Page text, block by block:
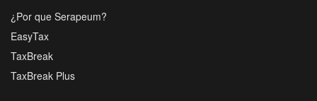
¿Por que Serapeum?
EasyTax
TaxBreak
TaxBreak Plus